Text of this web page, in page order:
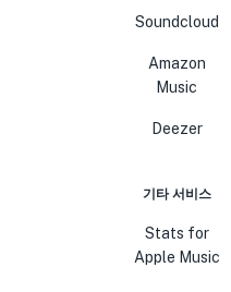
Soundcloud
Amazon
Music
Deezer
기타 서비스
Stats for
Apple Music